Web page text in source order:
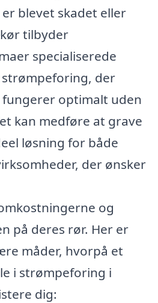
blevet skadet eller
tilbyder
specialiserede
der
optimalt uden
kan medføre at grave
løsning for både
der ønsker
og
på deres rør. Her er
måder, hvorpå et
i strømpeforing i
dig: